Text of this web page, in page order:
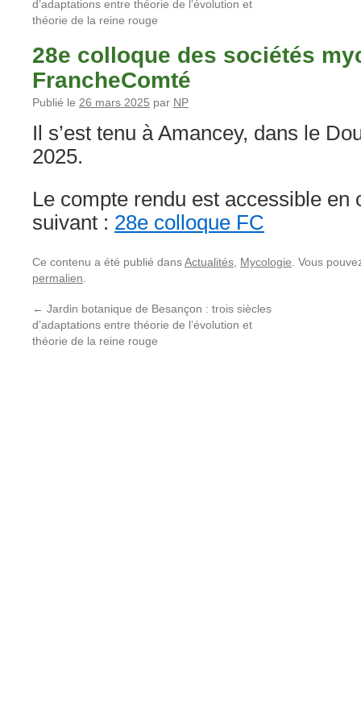
d’adaptations entre théorie de l’évolution et
théorie de la reine rouge
28e colloque des sociétés
FrancheComté
Publié le 26 mars 2025 par NP
Il s’est tenu à Amancey, dans le
2025.
Le compte rendu est accessible en
suivant : 28e colloque FC
Ce contenu a été publié dansActualités Mycologie . Vous
permalien
← Jardin botanique de Besançon : trois siècles
d’adaptations entre théorie de l’évolution et
théorie de la reine rouge